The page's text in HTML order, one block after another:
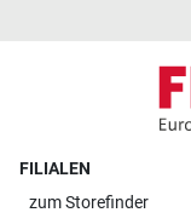
FILIALEN
zumStorefinder